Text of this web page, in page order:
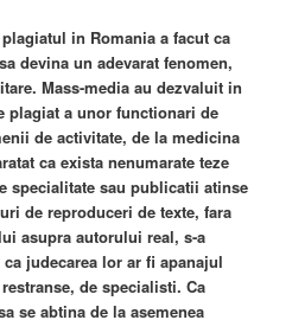
in Romania a facut ca
devina un adevarat fenomen,
Mass-media au dezvaluit in
plagiat a unor functionari de
de activitate, de la medicina
ca exista nenumarate teze
specialitate sau publicatii atinse
de reproduceri de texte, fara
asupra autorului real, s-a
judecarea lor ar fi apanajul
de specialisti. Ca
se abtina de la asemenea